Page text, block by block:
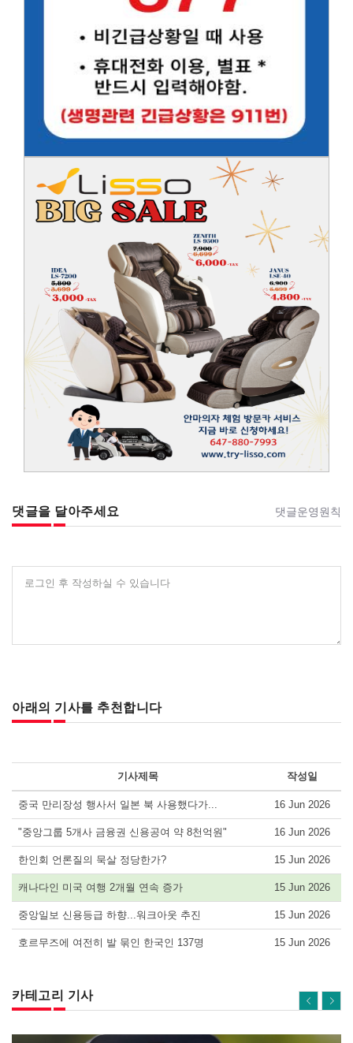
댓글을 달아주세요 댓글운영원칙
로그인 후 작성하실 수 있습니다
아래의 기사를 추천합니다
기사제목 작성일
중국 만리장성 행사서 일본 북 사용했다가... 16 Jun 2026
"중앙그룹 5개사 금융권 신용공여 약 8천억원" 16 Jun 2026
한인회 언론질의 묵살 정당한가? 15 Jun 2026
캐나다인 미국 여행 2개월 연속 증가 15 Jun 2026
중앙일보 신용등급 하향...워크아웃 추진 15 Jun 2026
호르무즈에 여전히 발 묶인 한국인 137명 15 Jun 2026
카테고리 기사